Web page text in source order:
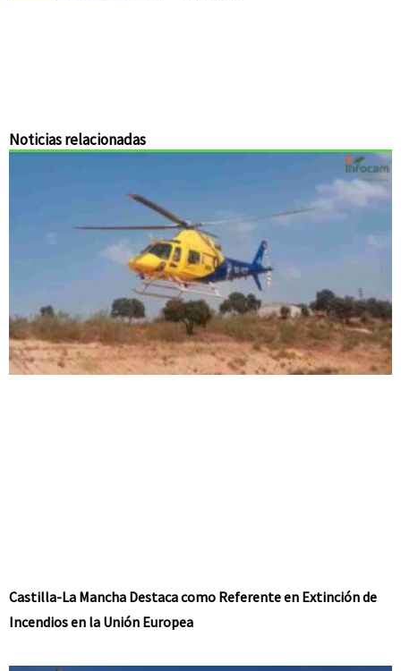
Noticias relacionadas
Castilla-La Mancha Destaca como Referente en Extinción de
Incendios en la Unión Europea